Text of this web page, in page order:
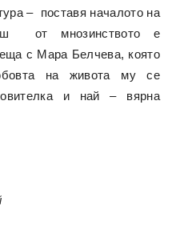
– поставя началото на
от мнозинството е
с Мара Белчева, която
на живота му се
и най – вярна